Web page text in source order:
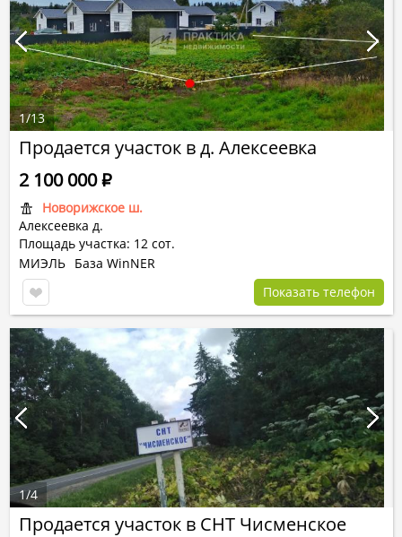
Продается участок в д. Алексеевка
Новорижское ш.
Алексеевка д.
Площадь участка: 12 сот.
2 100 000Р
МИЭЛЬ База WinNER
Показать телефон
1/13
Продается участок в СНТ Чисменское
1/4